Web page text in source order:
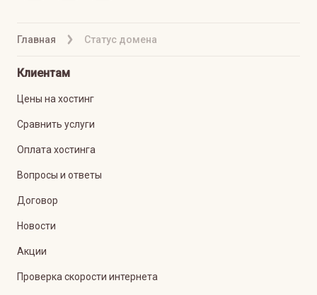
Главная Статус домена
Клиентам
Цены на хостинг
Сравнить услуги
Оплата хостинга
Вопросы и ответы
Договор
Новости
Акции
Проверка скорости интернета